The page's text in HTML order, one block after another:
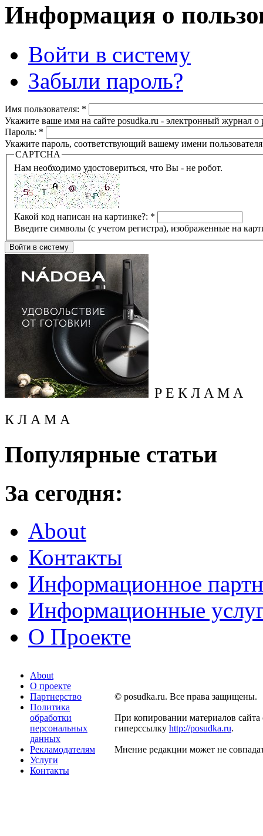
Информация о
Войти в систему
Забыли пароль?
Имя пользователя: *
Укажите ваше имя на сайте posudka.ru - электронный журнал
Пароль: *
Укажите пароль, соответствующий вашему имени
CAPTCHA
Нам необходимо удостовериться, что Вы - не робот.
Какой код написан на картинке?: *
Введите символы (с учетом регистра), изображенные на
Р Е К Л А М А
К Л А М А
Популярные статьи
За сегодня:
About
Контакты
Информационное
Информационные
О Проекте
About
О проекте
Партнерство
Политика
обработки
персональных
данных
Рекламодателям
Услуги
Контакты
© posudka.ru. Все права защищены.
При копировании материалов сайта
гиперссылку http://posudka.ru.
Мнение редакции может не